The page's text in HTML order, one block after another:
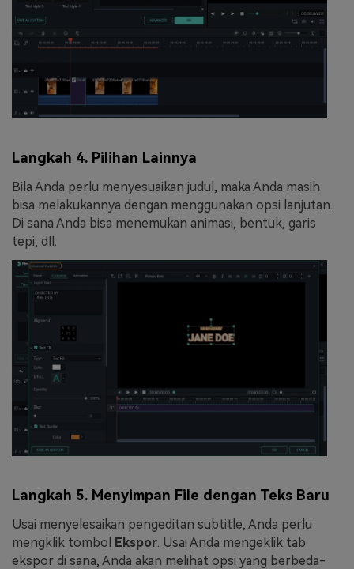
Langkah 4. Pilihan Lainnya
Bila Anda perlu menyesuaikan judul, maka Anda masih
bisa melakukannya dengan menggunakan opsi lanjutan.
Di sana Anda bisa menemukan animasi, bentuk, garis
tepi, dll.
Langkah 5. Menyimpan File dengan Teks Baru
Usai menyelesaikan pengeditan subtitle, Anda perlu
mengklik tombol Ekspor . Usai Anda mengeklik tab
ekspor di sana, Anda akan melihat opsi yang berbeda-